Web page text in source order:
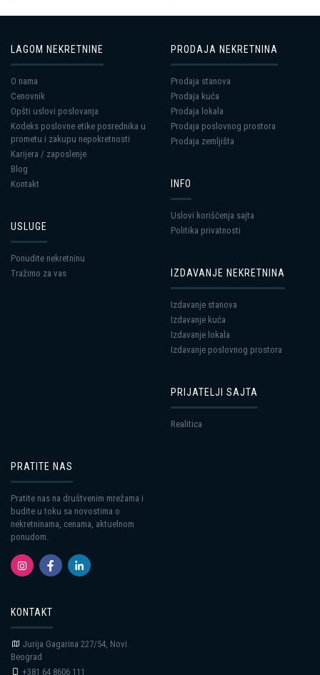
LAGOM NEKRETNINE
O nama
Cenovnik
Opšti uslovi poslovanja
Kodeks poslovne etike posrednika u
prometu i zakupu nepokretnosti
Karijera / zaposlenje
Blog
Kontakt
USLUGE
Ponudite nekretninu
Tražimo za vas
PRODAJA NEKRETNINA
Prodaja stanova
Prodaja kuća
Prodaja lokala
Prodaja poslovnog prostora
Prodaja zemljišta
INFO
Uslovi korišćenja sajta
Politika privatnosti
IZDAVANJE NEKRETNINA
Izdavanje stanova
Izdavanje kuća
Izdavanje lokala
Izdavanje poslovnog prostora
PRIJATELJI SAJTA
Realitica
PRATITE NAS
Pratite nas na društvenim mrežama i
budite u toku sa novostima o
nekretninama, cenama, aktuelnom
ponudom.
KONTAKT
Jurija Gagarina 227/54, Novi
Beograd
+381 64 8606 111